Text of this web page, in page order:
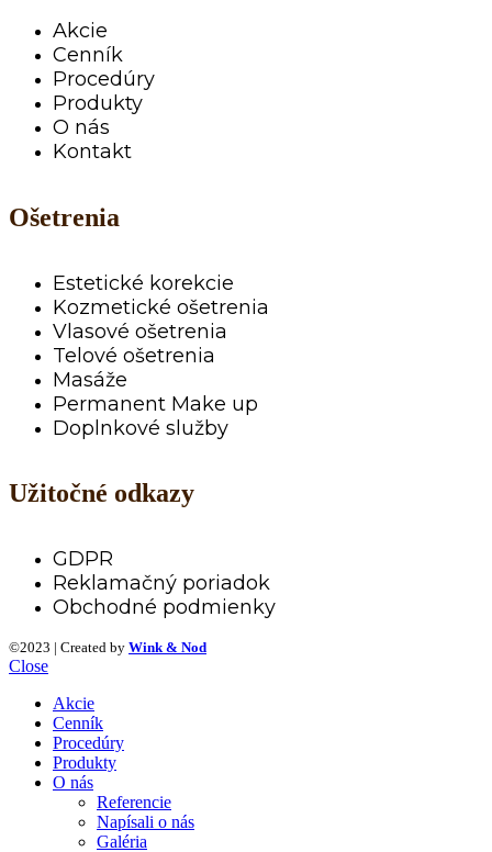
Akcie
Cenník
Procedúry
Produkty
O nás
Kontakt
Ošetrenia
Estetické korekcie
Kozmetické ošetrenia
Vlasové ošetrenia
Telové ošetrenia
Masáže
Permanent Make up
Doplnkové služby
Užitočné odkazy
GDPR
Reklamačný poriadok
Obchodné podmienky
©2023 | Created by Wink & Nod
Close
Akcie
Cenník
Procedúry
Produkty
O nás
Referencie
Napísali o nás
Galéria